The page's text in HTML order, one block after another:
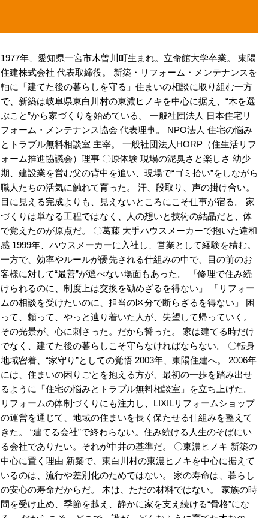
1977年、愛知県一宮市木曽川町生まれ。立命館大学卒業。 東陽
住建株式会社 代表取締役。 新築・リフォーム・メンテナンスを
軸に「建てた後の暮らしを守る」住まいの相談に取り組む一方
で、新築は岐阜県東白川村の東濃ヒノキを中心に据え、“木を選
ぶこと”から家づくりを始めている。 一般社団法人 日本住宅リ
フォーム・メンテナンス協会 代表理事。 NPO法人 住宅の悩み
とトラブル無料相談室 主宰。 一般社団法人HORP（住生活リフ
ォーム推進協議会）理事 〇原体験 現場の泥臭さと楽しさ 幼少
期、建設業を営む父の背中を追い、現場で“ゴミ拾い”をしながら
職人たちの活気に触れて育った。 汗、段取り、声の掛け合い。
目に見える完成よりも、見えないところにこそ仕事が宿る。 家
づくりは単なる工程ではなく、人の想いと技術の結晶だと、体
で覚えたのが原点だ。 〇葛藤 大手ハウスメーカーで抱いた違和
感 1999年、ハウスメーカーに入社し、営業として経験を積む。
一方で、効率やルールが優先される仕組みの中で、目の前のお
客様に対して“最善”が選べない場面もあった。 「修理で住み続
けられるのに、制度上は交換を勧めざるを得ない」 「リフォー
ムの相談を受けたいのに、担当の区分で断らざるを得ない」 困
って、頼って、やっと辿り着いた人が、失望して帰っていく。
その光景が、心に刺さった。だから誓った。 家は建てる時だけ
でなく、建てた後の暮らしこそ守らなければならない。 〇転身
地域密着、“家守り”としての覚悟 2003年、東陽住建へ。 2006年
には、住まいの困りごとを抱える方が、最初の一歩を踏み出せ
るように「住宅の悩みとトラブル無料相談室」を立ち上げた。
リフォームの体制づくりにも注力し、LIXILリフォームショップ
の運営を通じて、地域の住まいを長く保たせる仕組みを整えて
きた。 “建てる会社”で終わらない。住み続ける人生のそばにい
る会社でありたい。それが中井の基準だ。 〇東濃ヒノキ 新築の
中心に置く理由 新築で、東白川村の東濃ヒノキを中心に据えて
いるのは、流行や差別化のためではない。 家の寿命は、暮らし
の安心の寿命だからだ。 木は、ただの材料ではない。 家族の時
間を受け止め、季節を越え、静かに家を支え続ける“骨格”にな